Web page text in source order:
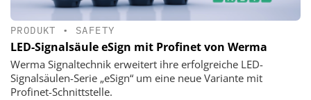
PRODUKT • SAFETY
LED-Signalsäule eSign mit Profinet von Werma
Werma Signaltechnik erweitert ihre erfolgreiche LED-
Signalsäulen-Serie „eSign“ um eine neue Variante mit
Profinet-Schnittstelle.